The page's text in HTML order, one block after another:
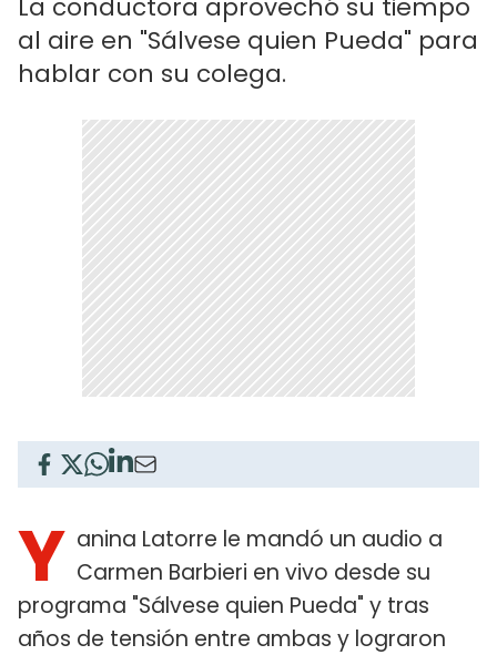
La conductora aprovechó su tiempo
al aire en "Sálvese quien Pueda" para
hablar con su colega.
Y anina Latorre le mandó un audio a
Carmen Barbieri en vivo desde su
programa "Sálvese quien Pueda" y tras
años de tensión entre ambas y lograron